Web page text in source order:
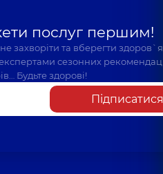
послуг першим!
захворіти та вберегти
сезонних
Будьте здорові!
Підписатися